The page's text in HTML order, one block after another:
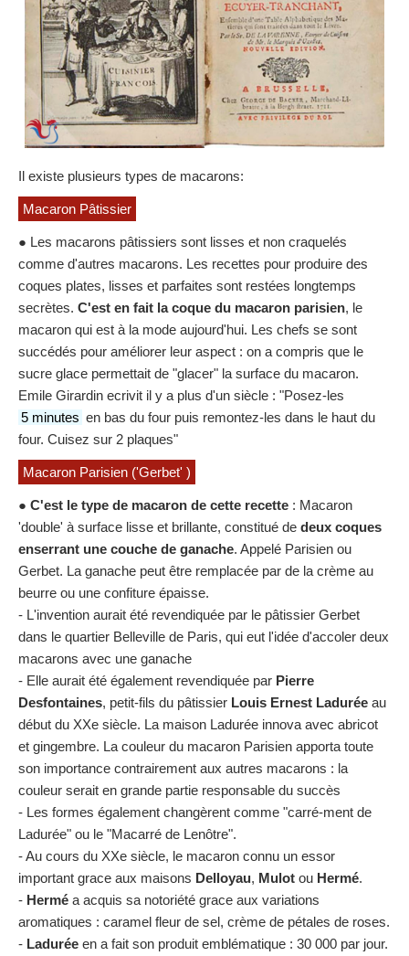
Il existe plusieurs types de macarons:
Macaron Pâtissier
● Les macarons pâtissiers sont lisses et non craquelés
comme d'autres macarons. Les recettes pour produire des
coques plates, lisses et parfaites sont restées longtemps
secrètes. C'est en fait la coque du macaron parisien, le
macaron qui est à la mode aujourd'hui. Les chefs se sont
succédés pour améliorer leur aspect : on a compris que le
sucre glace permettait de "glacer" la surface du macaron.
Emile Girardin ecrivit il y a plus d'un siècle : "Posez-les
5 minutes en bas du four puis remontez-les dans le haut du
four. Cuisez sur 2 plaques"
Macaron Parisien ('Gerbet' )
● C'est le type de macaron de cette recette : Macaron
'double' à surface lisse et brillante, constitué de deux coques
enserrant une couche de ganache. Appelé Parisien ou
Gerbet. La ganache peut être remplacée par de la crème au
beurre ou une confiture épaisse.
- L'invention aurait été revendiquée par le pâtissier Gerbet
dans le quartier Belleville de Paris, qui eut l'idée d'accoler deux
macarons avec une ganache
- Elle aurait été également revendiquée par Pierre
Desfontaines, petit-fils du pâtissier Louis Ernest Ladurée au
début du XXe siècle. La maison Ladurée innova avec abricot
et gingembre. La couleur du macaron Parisien apporta toute
son importance contrairement aux autres macarons : la
couleur serait en grande partie responsable du succès
- Les formes également changèrent comme "carré-ment de
Ladurée" ou le "Macarré de Lenôtre".
- Au cours du XXe siècle, le macaron connu un essor
important grace aux maisons Delloyau, Mulot ou Hermé.
- Hermé a acquis sa notoriété grace aux variations
aromatiques : caramel fleur de sel, crème de pétales de roses.
- Ladurée en a fait son produit emblématique : 30 000 par jour.